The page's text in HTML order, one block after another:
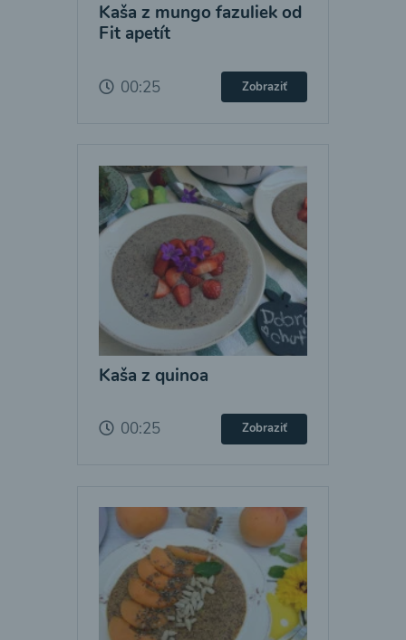
Kaša z mungo fazuliek od
Fit apetít
00:25 Zobraziť
Kaša z quinoa
00:25 Zobraziť